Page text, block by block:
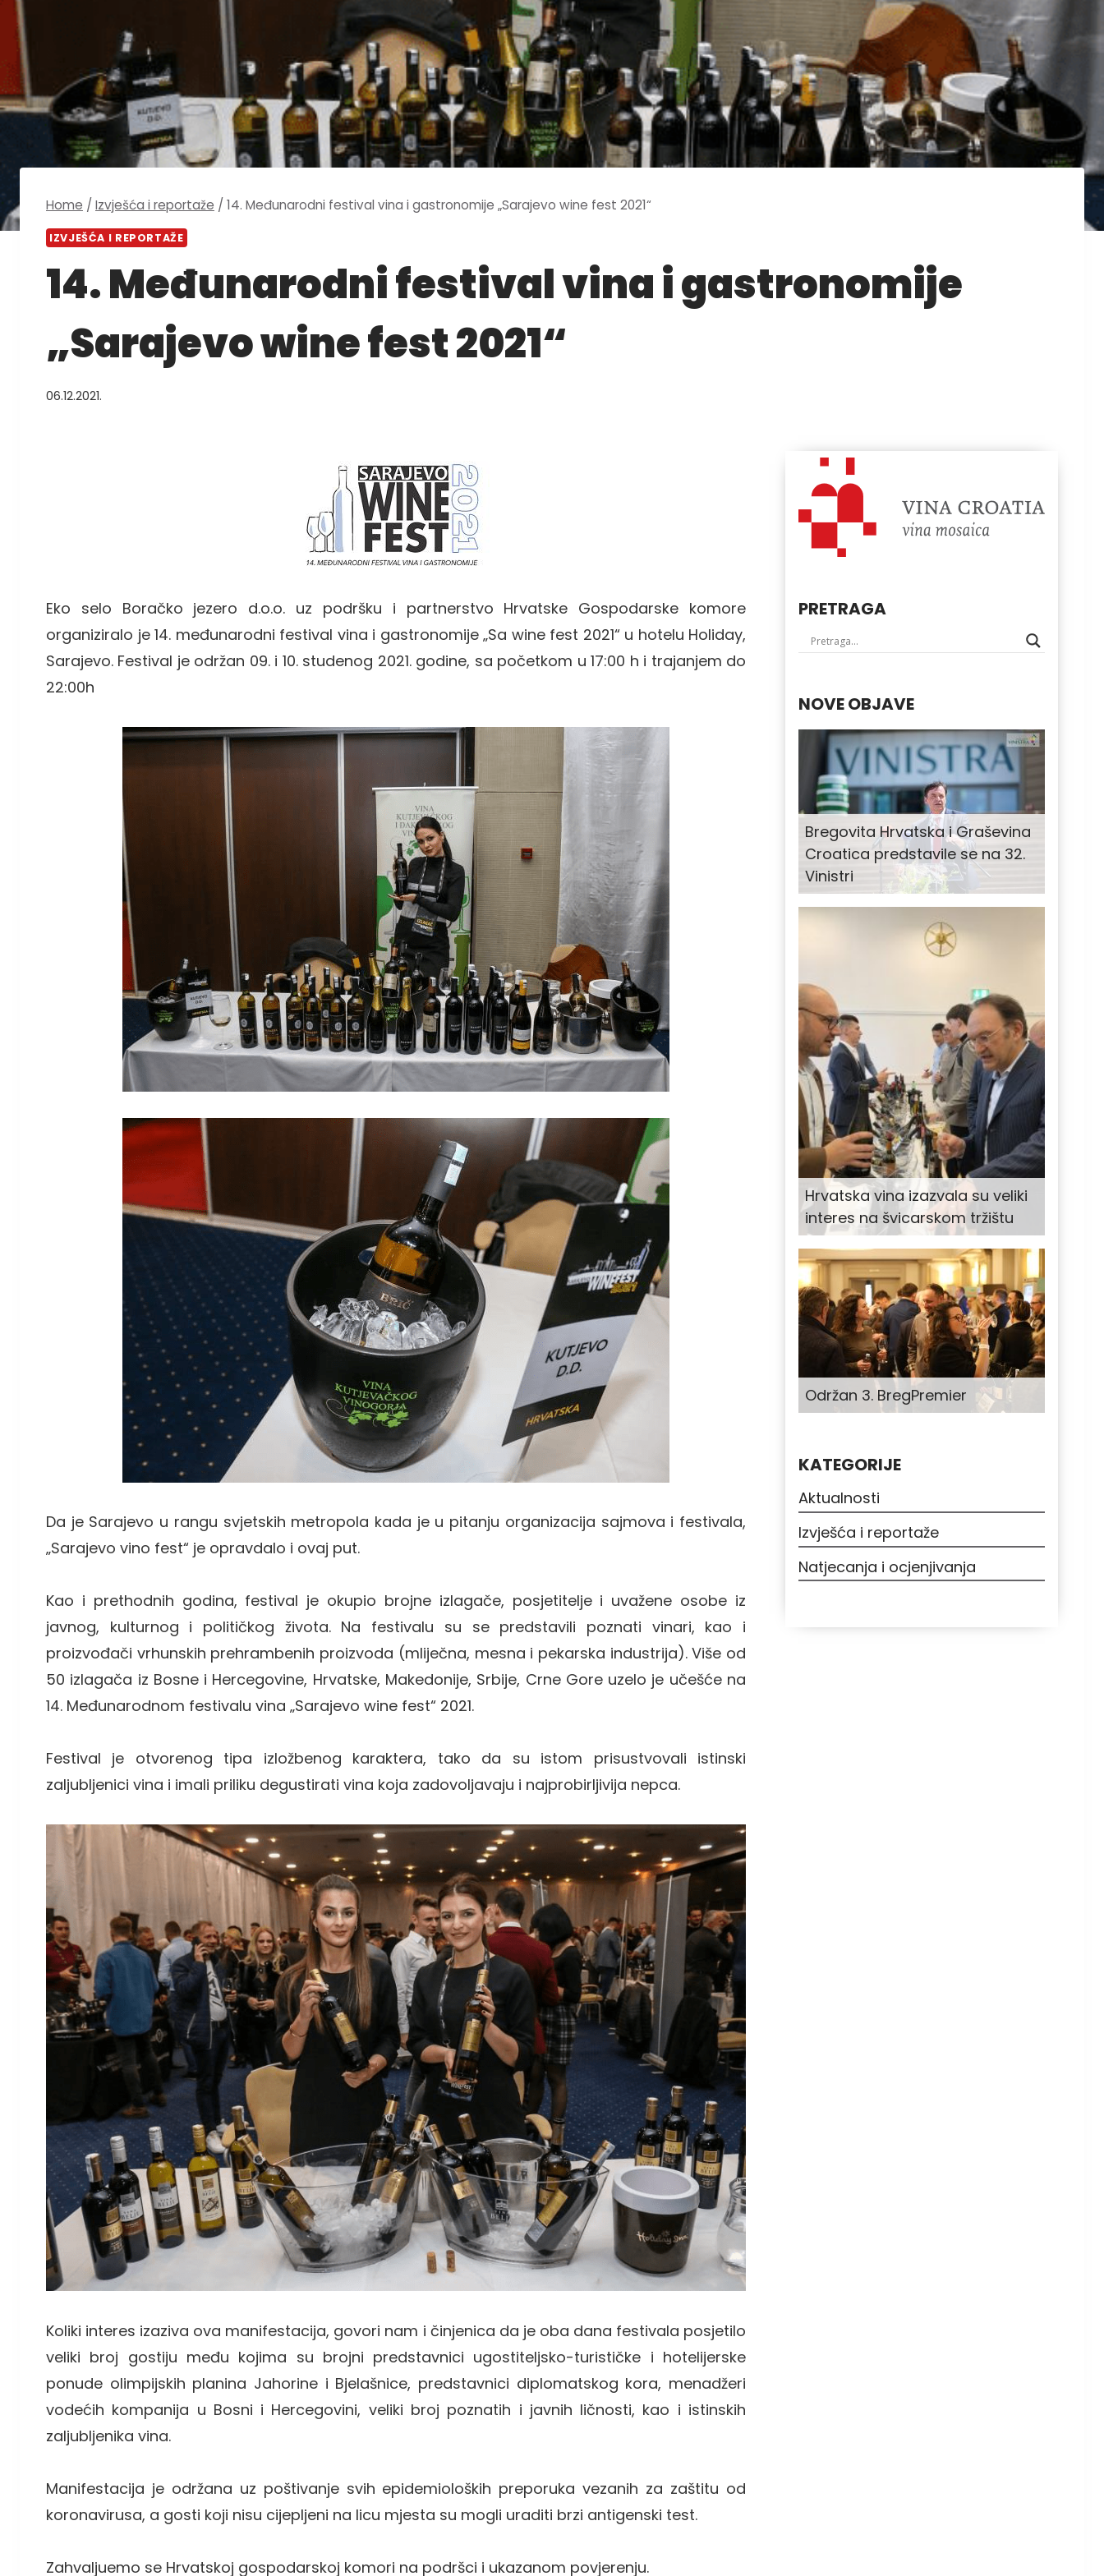
Home / Izvješća i reportaže / 14. Međunarodni festival vina i gastronomije „Sarajevo wine fest 2021“
IZVJEŠĆA I REPORTAŽE
14. Međunarodni festival vina i gastronomije
„Sarajevo wine fest 2021“
06.12.2021.
Eko selo Boračko jezero d.o.o. uz podršku i partnerstvo Hrvatske Gospodarske komore
organiziralo je 14. međunarodni festival vina i gastronomije „Sa wine fest 2021“ u hotelu Holiday,
Sarajevo. Festival je održan 09. i 10. studenog 2021. godine, sa početkom u 17:00 h i trajanjem do
22:00h
Da je Sarajevo u rangu svjetskih metropola kada je u pitanju organizacija sajmova i festivala,
„Sarajevo vino fest“ je opravdalo i ovaj put.
Kao i prethodnih godina, festival je okupio brojne izlagače, posjetitelje i uvažene osobe iz
javnog, kulturnog i političkog života. Na festivalu su se predstavili poznati vinari, kao i
proizvođači vrhunskih prehrambenih proizvoda (mliječna, mesna i pekarska industrija). Više od
50 izlagača iz Bosne i Hercegovine, Hrvatske, Makedonije, Srbije, Crne Gore uzelo je učešće na
14. Međunarodnom festivalu vina „Sarajevo wine fest“ 2021.
Festival je otvorenog tipa izložbenog karaktera, tako da su istom prisustvovali istinski
zaljubljenici vina i imali priliku degustirati vina koja zadovoljavaju i najprobirljivija nepca.
Koliki interes izaziva ova manifestacija, govori nam i činjenica da je oba dana festivala posjetilo
veliki broj gostiju među kojima su brojni predstavnici ugostiteljsko-turističke i hotelijerske
ponude olimpijskih planina Jahorine i Bjelašnice, predstavnici diplomatskog kora, menadžeri
vodećih kompanija u Bosni i Hercegovini, veliki broj poznatih i javnih ličnosti, kao i istinskih
zaljubljenika vina.
Manifestacija je održana uz poštivanje svih epidemioloških preporuka vezanih za zaštitu od
koronavirusa, a gosti koji nisu cijepljeni na licu mjesta su mogli uraditi brzi antigenski test.
Zahvaljuemo se Hrvatskoj gospodarskoj komori na podršci i ukazanom povjerenju.
PRETRAGA
NOVE OBJAVE
Bregovita Hrvatska i Graševina
Croatica predstavile se na 32.
Vinistri
Hrvatska vina izazvala su veliki
interes na švicarskom tržištu
Održan 3. BregPremier
KATEGORIJE
Aktualnosti
Izvješća i reportaže
Natjecanja i ocjenjivanja